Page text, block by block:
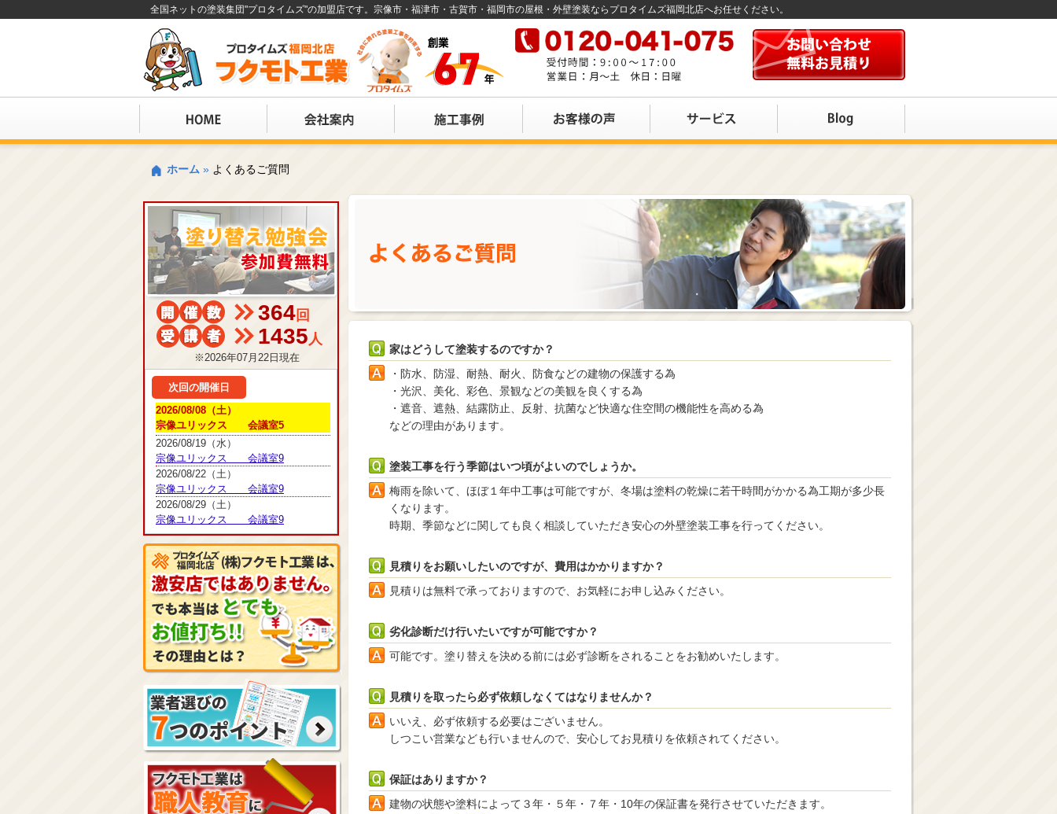
全国ネットの塗装集団"プロタイムズ"の加盟店です。宗像市・福津市・古賀市・福岡市の屋根・外壁塗装ならプロタイムズ福岡北店へお任せください。
ホーム » よくあるご質問
家はどうして塗装するのですか？
・防水、防湿、耐熱、耐火、防食などの建物の保護する為
・光沢、美化、彩色、景観などの美観を良くする為
・遮音、遮熱、結露防止、反射、抗菌など快適な住空間の機能性を高める為
などの理由があります。
塗装工事を行う季節はいつ頃がよいのでしょうか。
梅雨を除いて、ほぼ１年中工事は可能ですが、冬場は塗料の乾燥に若干時間がかかる為工期が多少長
くなります。
時期、季節などに関しても良く相談していただき安心の外壁塗装工事を行ってください。
見積りをお願いしたいのですが、費用はかかりますか？
見積りは無料で承っておりますので、お気軽にお申し込みください。
劣化診断だけ行いたいですが可能ですか？
可能です。塗り替えを決める前には必ず診断をされることをお勧めいたします。
見積りを取ったら必ず依頼しなくてはなりませんか？
いいえ、必ず依頼する必要はございません。
しつこい営業なども行いませんので、安心してお見積りを依頼されてください。
保証はありますか？
建物の状態や塗料によって３年・５年・７年・10年の保証書を発行させていただきます。
364回
1435人
※2026年07月22日現在
次回の開催日
2026/08/08（土）
宗像ユリックス 会議室5
2026/08/19（水）
宗像ユリックス 会議室9
2026/08/22（土）
宗像ユリックス 会議室9
2026/08/29（土）
宗像ユリックス 会議室9